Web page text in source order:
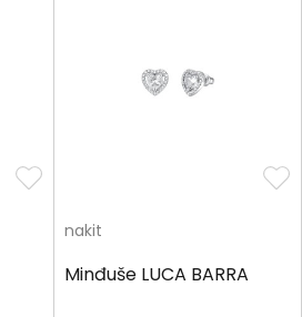
nakit
Minđuše LUCA BARRA